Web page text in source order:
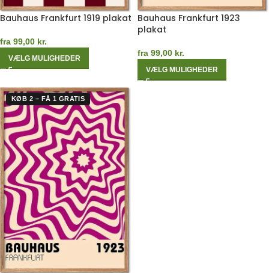
Bauhaus Frankfurt 1919 plakat
fra 99,00 kr.
VÆLG MULIGHEDER
Bauhaus Frankfurt 1923
plakat
fra 99,00 kr.
VÆLG MULIGHEDER
KØB 2 – FÅ 1 GRATIS